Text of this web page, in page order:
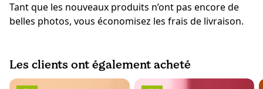
Tant que les nouveaux produits n’ont pas encore de
belles photos, vous économisez les frais de livraison.
Les clients ont également acheté